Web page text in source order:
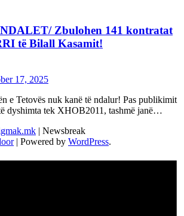
Zbulohen 141 kontratat
të Bilall Kasamit!
17, 2025
e Tetovës nuk kanë të ndalur! Pas publikimit
dyshimta tek XHOB2011, tashmë janë…
| Newsbreak
| Powered by WordPress.